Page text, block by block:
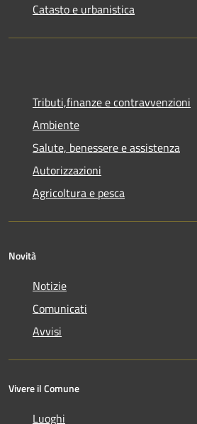
Catasto e urbanistica
Tributi,finanze e contravvenzioni
Ambiente
Salute, benessere e assistenza
Autorizzazioni
Agricoltura e pesca
Novità
Notizie
Comunicati
Avvisi
Vivere il Comune
Luoghi